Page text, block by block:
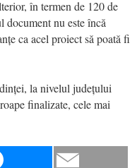
în termen de 120 de
document nu este încă
ca acel proiect să poată fi
la nivelul județului
finalizate, cele mai